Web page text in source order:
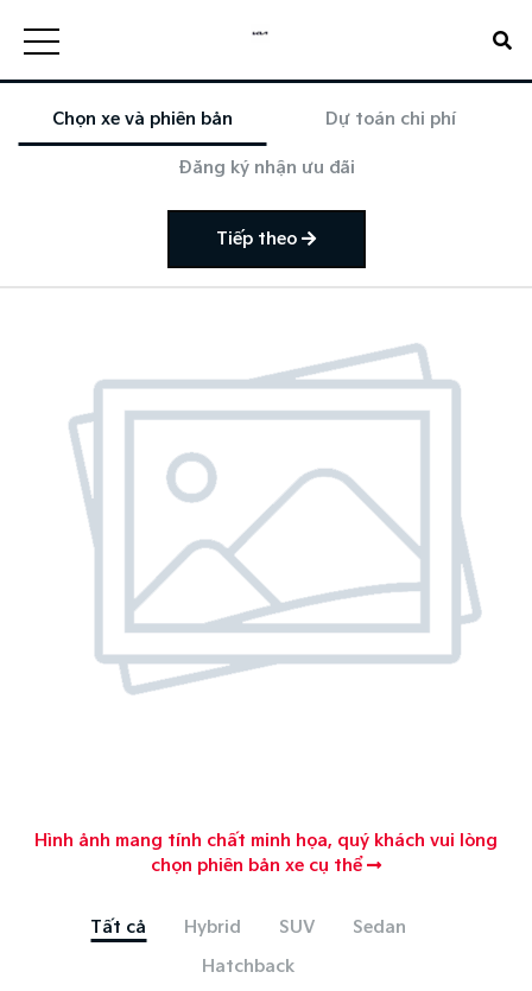
Chọn xe và phiên bản Dự toán chi phí
Đăng ký nhận ưu đãi
Tiếp theo
Hình ảnh mang tính chất minh họa, quý khách vui lòng
chọn phiên bản xe cụ thể
Tất cả Hybrid SUV
Sedan
Hatchback